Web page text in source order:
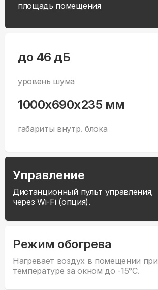
площадь помещения
до 46 дБ
уровень шума
1000x690x235 мм
габариты внутр. блока
Управление
Дистанционный пульт управления,
через Wi-Fi (опция).
Режим обогрева
Нагревает воздух в помещении при
температуре за окном до -15°С.